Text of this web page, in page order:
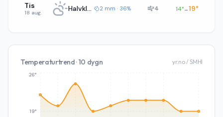
Tis
18 aug. Halvklart 2 mm · 36% 4 14°→19°
Temperaturtrend · 10 dygn yr.no / SMHI
19°
26°